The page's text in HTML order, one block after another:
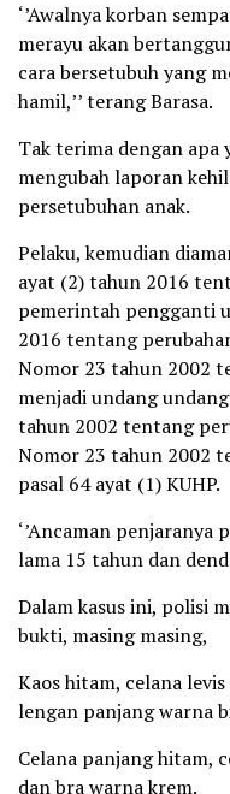
‘’Awalnya korban
merayu akan
cara bersetubuh yang
hamil,’’ terang Barasa.
Tak terima dengan
mengubah laporan
persetubuhan anak.
Pelaku, kemudian
ayat (2) tahun 2016
pemerintah pengganti
2016 tentang
Nomor 23 tahun 2002
menjadi undang
tahun 2002 tentang
Nomor 23 tahun 2002
pasal 64 ayat (1) KUHP.
‘’Ancaman
lama 15 tahun dan
Dalam kasus ini, polisi
bukti, masing masing,
Kaos hitam, celana
lengan panjang warna
Celana panjang hitam,
dan bra warna krem.